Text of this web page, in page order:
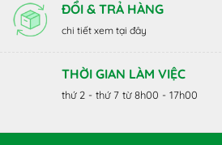
ĐỔI & TRẢ HÀNG
chi tiết xem tại đây
THỜI GIAN LÀM VIỆC
thứ 2 - thứ 7 từ 8h00 - 17h00